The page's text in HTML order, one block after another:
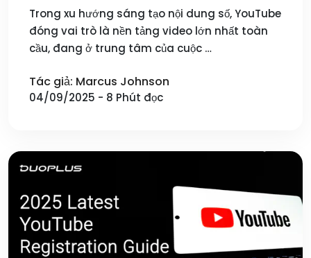
YouTube để đạt được lợi thế cạnh
tranh của riêng mình?
Trong xu hướng sáng tạo nội dung số, YouTube
đóng vai trò là nền tảng video lớn nhất toàn
cầu, đang ở trung tâm của cuộc …
Tác giả: Marcus Johnson
04/09/2025 - 8 Phút đọc